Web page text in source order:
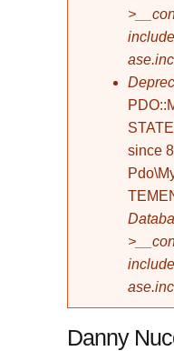
ase.inc
since
ase.inc
Danny